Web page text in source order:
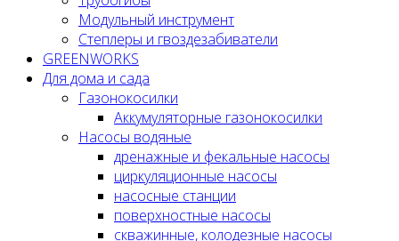
Модульный инструмент
Степлеры и гвоздезабиватели
GREENWORKS
Для дома и сада
Газонокосилки
Аккумуляторные газонокосилки
Насосы водяные
дренажные и фекальные насосы
циркуляционные насосы
насосные станции
поверхностные насосы
скважинные, колодезные насосы